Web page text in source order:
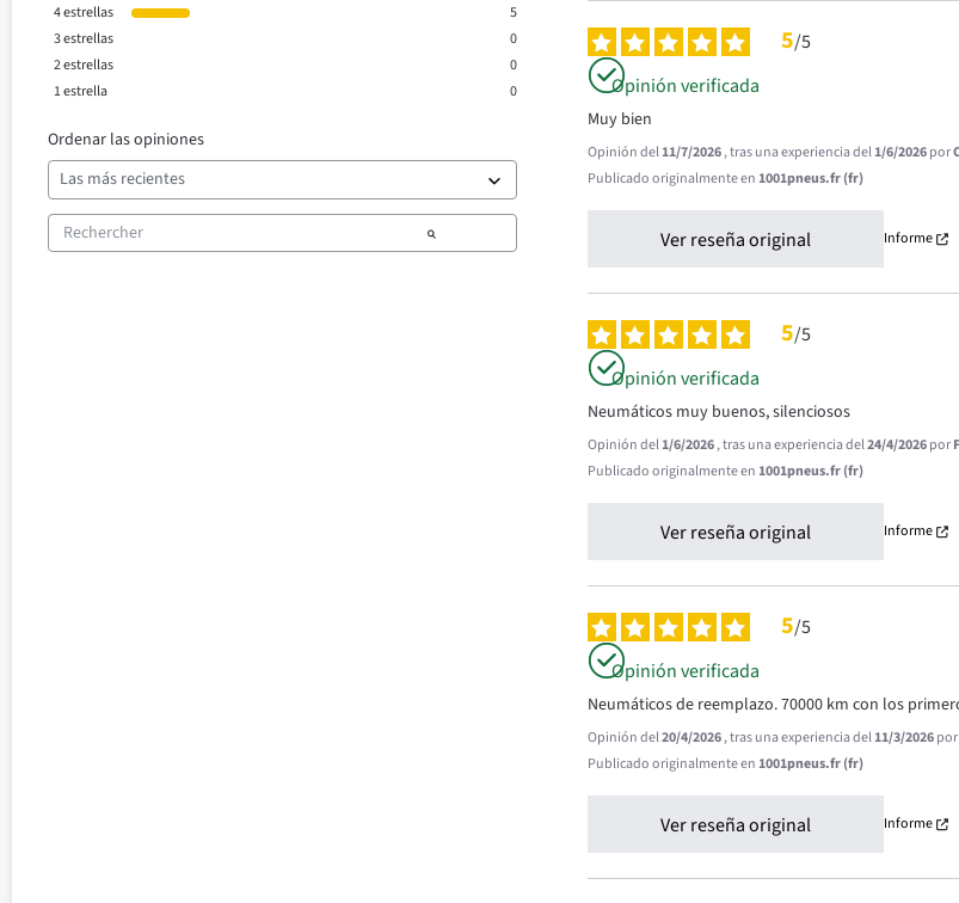
4estrellas
5
3estrellas
0
2estrellas
0
1estrella 0
Ordenar las opiniones
5/5
Opinión verificada
Muy bien
Opinión del11/7/2026, tras una experiencia del1/6/2026por
Publicado originalmente en1001pneus.fr (fr)
Ver reseña original Informe
5/5
Opinión verificada
Neumáticos muy buenos, silenciosos
Opinión del1/6/2026, tras una experiencia del24/4/2026por
Publicado originalmente en1001pneus.fr (fr)
Ver reseña original Informe
5/5
Opinión verificada
Neumáticos de reemplazo. 70000 km con los
Opinión del20/4/2026, tras una experiencia del11/3/2026por
Publicado originalmente en1001pneus.fr (fr)
Ver reseña original Informe